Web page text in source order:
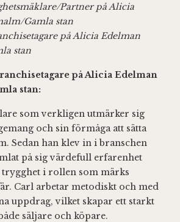
Partner på Alicia
Gamla stan
på Alicia Edelman
stan
på Alicia Edelman
stan:
som verkligen utmärker sig
och sin förmåga att sätta
Sedan han klev in i branschen
på sig värdefull erfarenhet
trygghet i rollen som märks
Carl arbetar metodiskt och med
uppdrag, vilket skapar ett starkt
säljare och köpare.